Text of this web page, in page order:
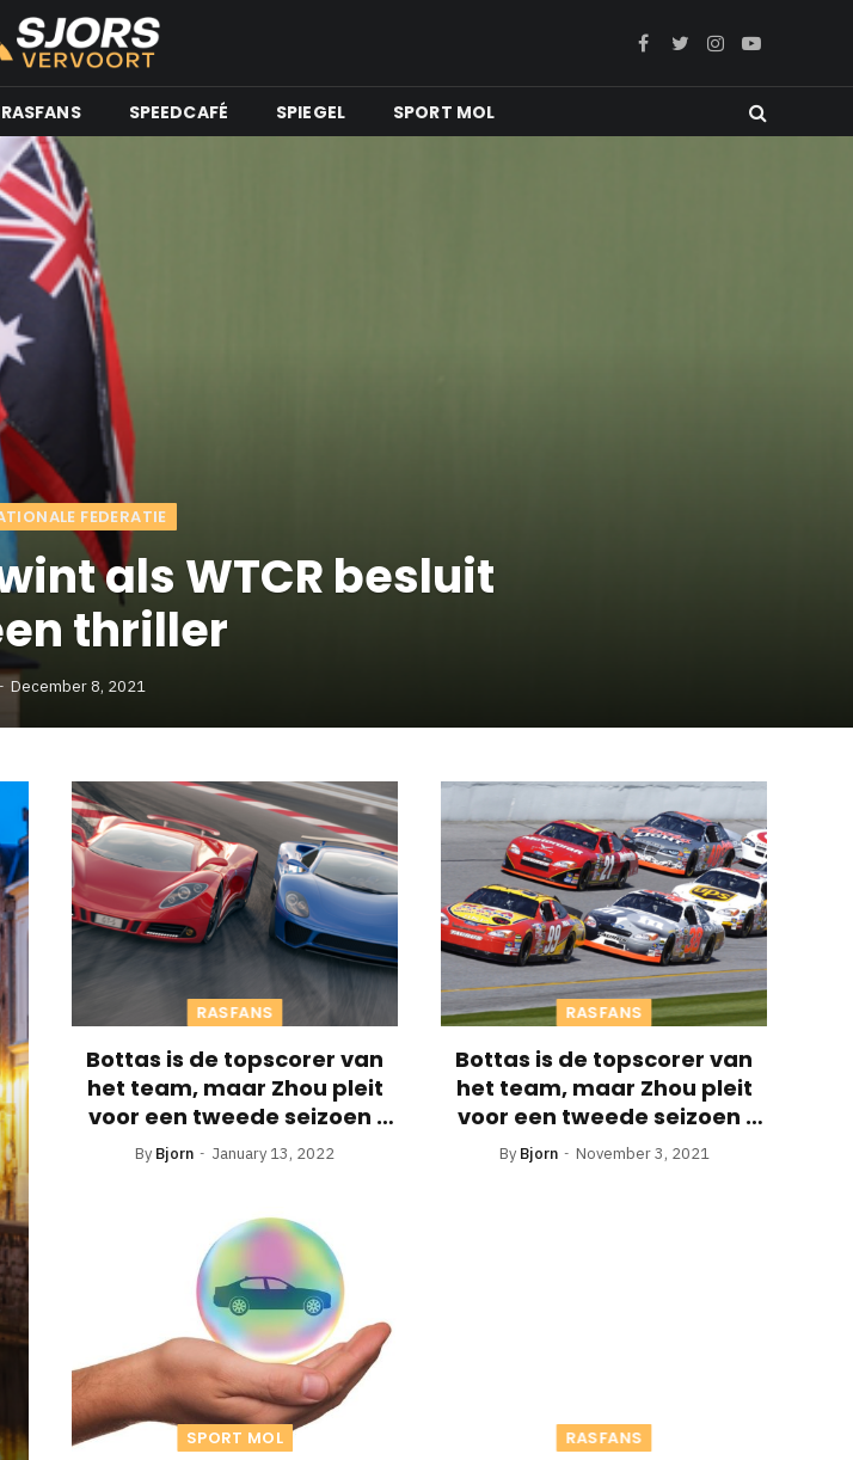
Facebook
TwitterInstagram
YouTube
RASFANS SPEEDCAFÉ SPIEGEL SPORT MOL
FEDERATIE
als WTCR besluit
thriller
December 8, 2021
RASFANS
Bottas is de topscorer van
het team, maar Zhou pleit
voor een tweede seizoen ·
RaceFans
By Bjorn January 13, 2022
RASFANS
Bottas is de topscorer van
het team, maar Zhou pleit
voor een tweede seizoen ·
RaceFans
By Bjorn November 3, 2021
SPORT MOL RASFANS